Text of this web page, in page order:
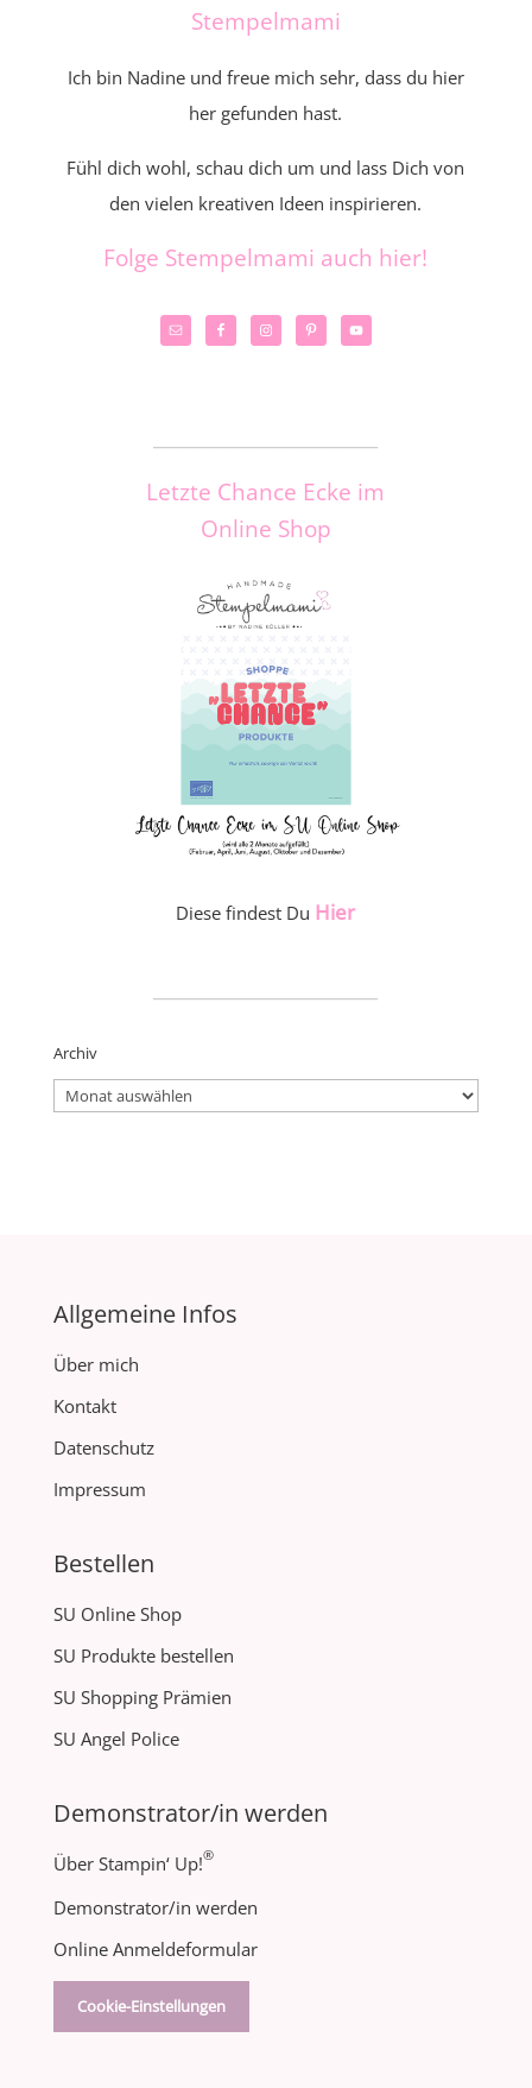
Stempelmami
Ich bin Nadine und freue mich sehr, dass du hier
her gefunden hast.
Fühl dich wohl, schau dich um und lass Dich von
den vielen kreativen Ideen inspirieren.
Folge Stempelmami auch hier!
Letzte Chance Ecke im
Online Shop
Diese findest Du Hier
Archiv
Archiv
Allgemeine Infos
Über mich
Kontakt
Datenschutz
Impressum
Bestellen
SU Online Shop
SU Produkte bestellen
SU Shopping Prämien
SU Angel Police
Demonstrator/in werden
Über Stampin‘ Up!®
Demonstrator/in werden
Online Anmeldeformular
Cookie-Einstellungen